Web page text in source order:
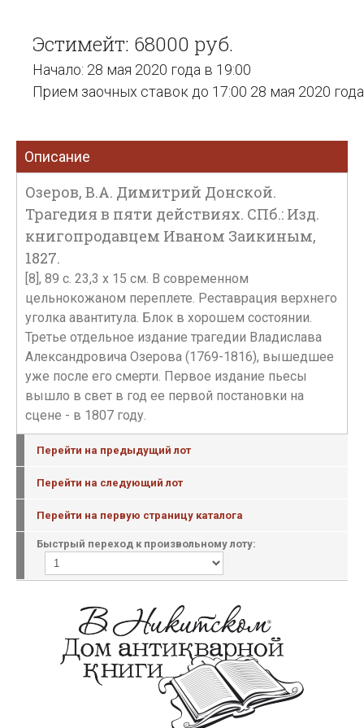
Эстимейт: 68000 руб.
Начало: 28 мая 2020 года в 19:00
Прием заочных ставок до 17:00 28 мая 2020 года
Описание
Озеров, В.А. Димитрий Донской.
Трагедия в пяти действиях. СПб.: Изд.
книгопродавцем Иваном Заикиным,
1827.
[8], 89 с. 23,3 х 15 см. В современном
цельнокожаном переплете. Реставрация верхнего
уголка авантитула. Блок в хорошем состоянии.
Третье отдельное издание трагедии Владислава
Александровича Озерова (1769-1816), вышедшее
уже после его смерти. Первое издание пьесы
вышло в свет в год ее первой постановки на
сцене - в 1807 году.
Перейти на предыдущий лот
Перейти на следующий лот
Перейти на первую страницу каталога
Быстрый переход к произвольному лоту: